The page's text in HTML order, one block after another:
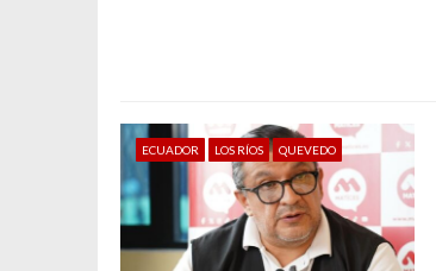
e
e
n
ECUADOR LOS RÍOS QUEVEDO